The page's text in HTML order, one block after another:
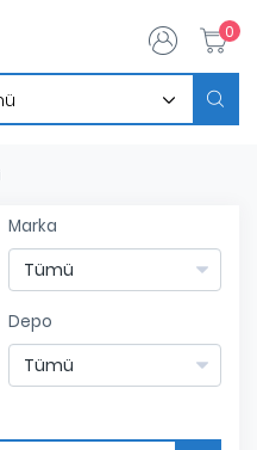
0
Marka
Depo